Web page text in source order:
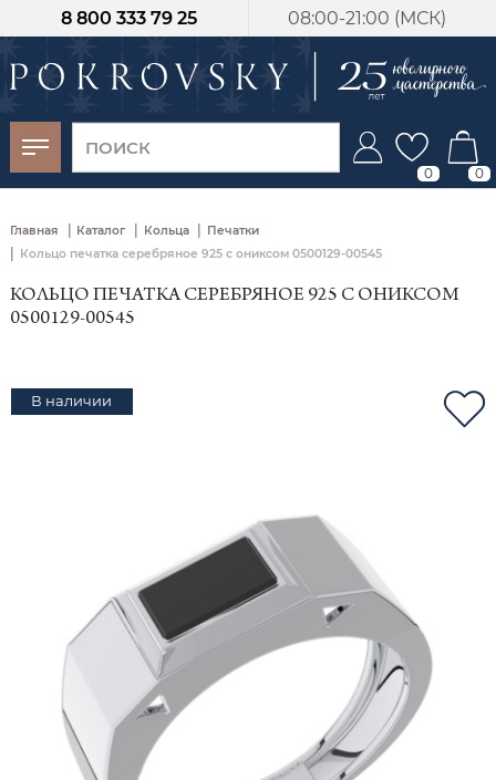
08:00-21:00 (МСК)
8 800 333 79 25
0 0
Главная | Каталог | Кольца | Печатки
| Кольцо печатка серебряное 925 с ониксом 0500129-00545
КОЛЬЦО ПЕЧАТКА СЕРЕБРЯНОЕ 925 С ОНИКСОМ
0500129-00545
В наличии
-30%
от 15 дней с
момента оплаты